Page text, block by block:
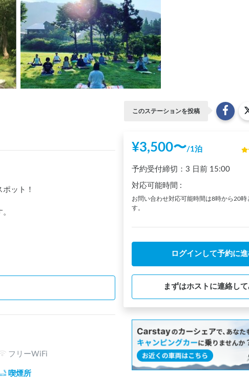
ット！
フリーWiFi
喫煙所
このステーションを投稿
¥3,500〜/1泊
予約受付締切： 3 日前 15:00
対応可能時間 :
お問い合わせ対応可能時間は8時から20時
す。
ログインして予約に
まずはホストに連絡し